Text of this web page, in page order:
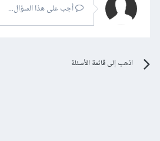
أجب على هذا السؤال...
اذهب إلى قائمة الأسئلة